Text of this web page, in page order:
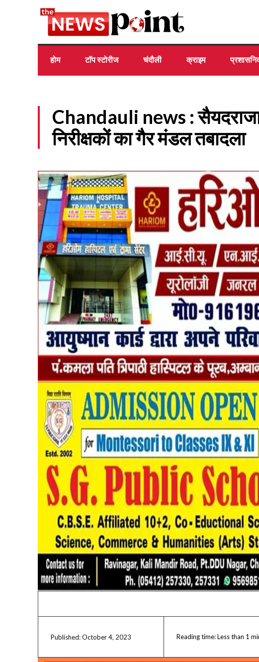
होम टॉप स्टोरीज चंदौली क्राइम
Chandauli news :
निरीक्षकों का गैर मंडल तबादला
Published:October 4, 2023 Reading time:Less than 1